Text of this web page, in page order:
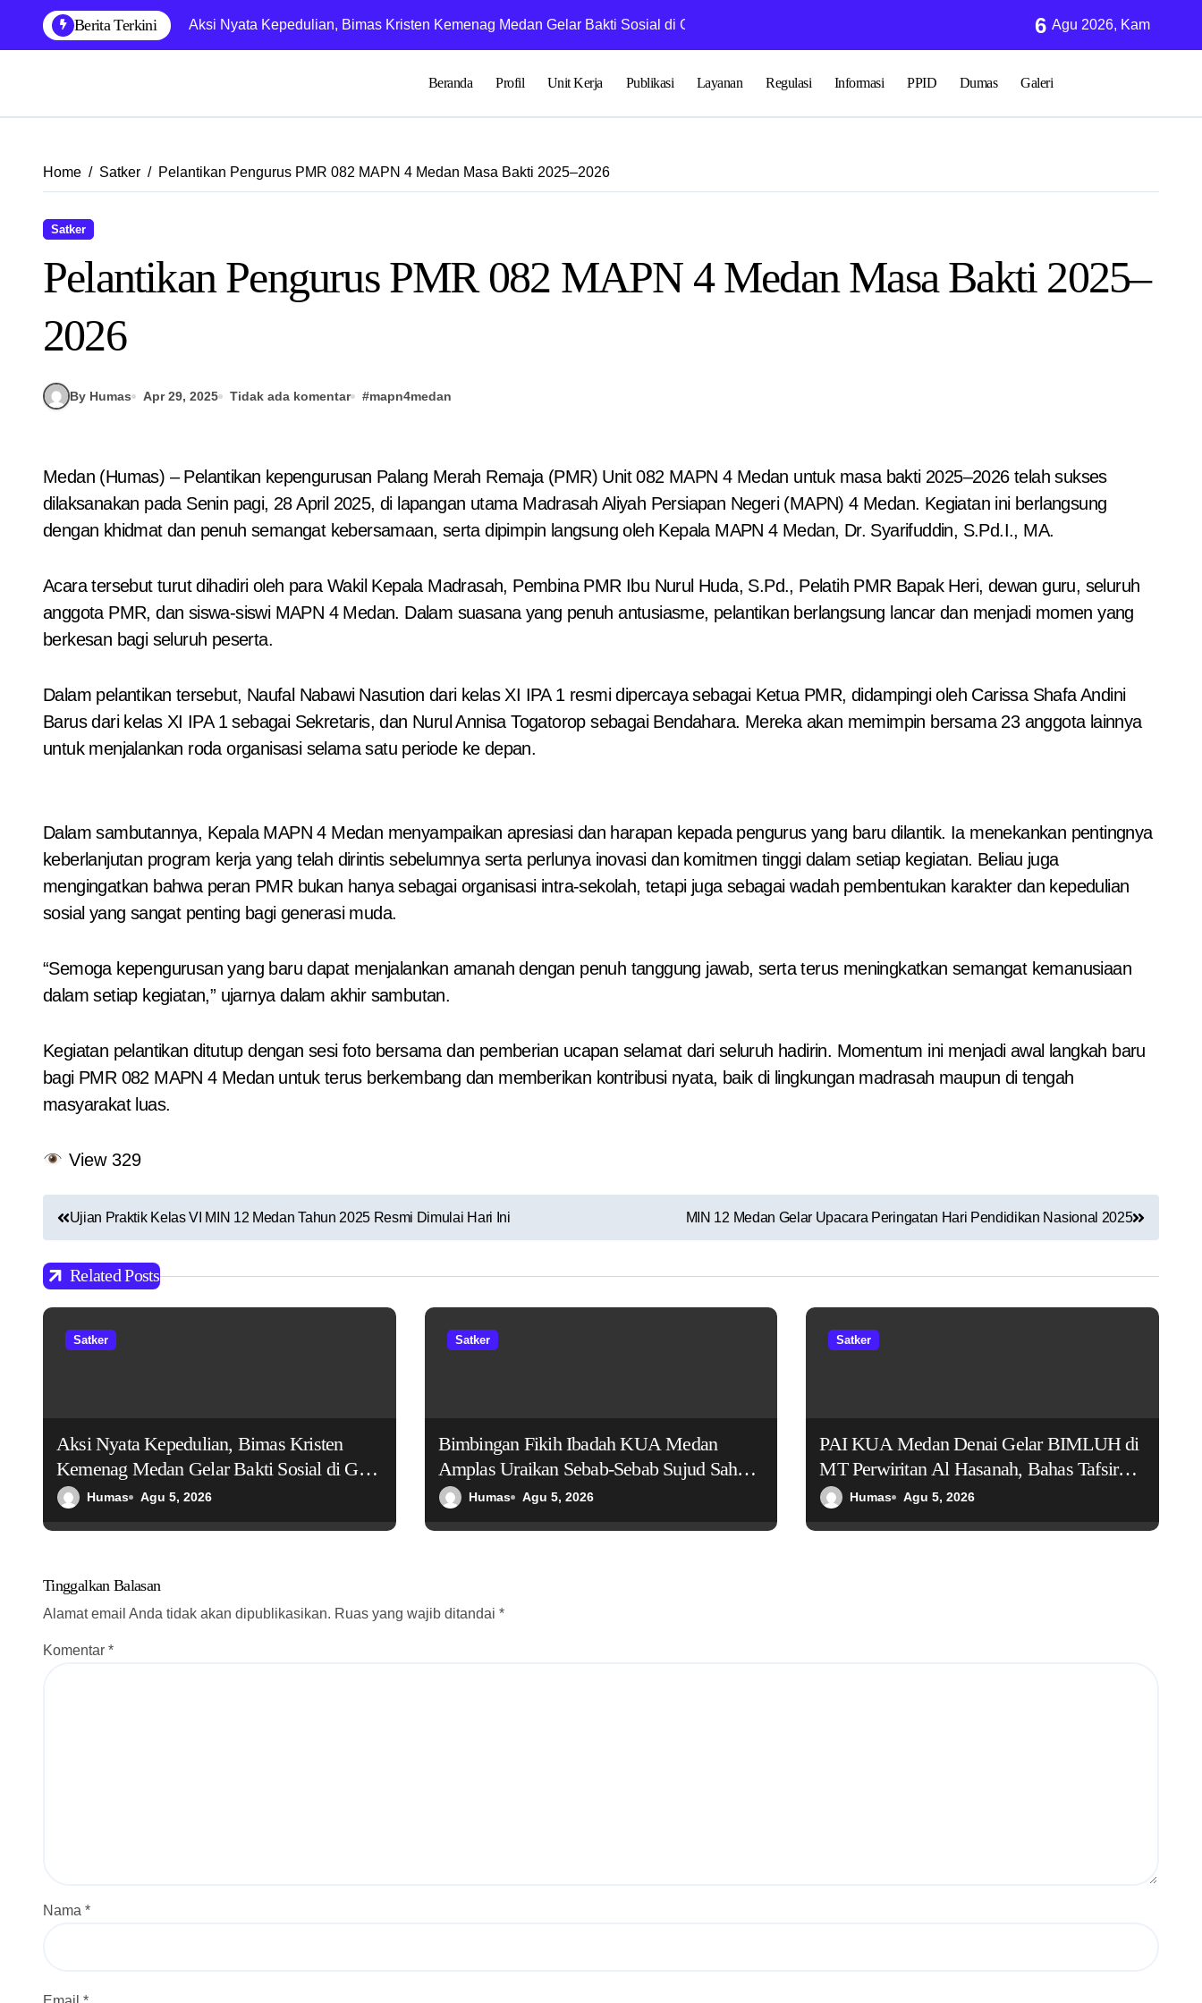
content
Berita Terkini Aksi Nyata Kepedulian, Bimas Kristen Kemenag Medan Gelar Bakti Sosial di GMI Gloria MedanBimbingan Fikih Ibadah KUA Medan Amplas Uraikan Sebab-Sebab Sujud
6 Agu 2026, Kam
Beranda Profil Unit Kerja Publikasi Layanan Regulasi Informasi PPID Dumas Galeri
Home Satker Pelantikan Pengurus PMR 082 MAPN 4 Medan Masa Bakti 2025–2026
Satker
Pelantikan Pengurus PMR 082 MAPN 4 Medan Masa Bakti 2025–
2026
By Humas Apr 29, 2025 Tidak ada komentar #mapn4medan
Medan (Humas) – Pelantikan kepengurusan Palang Merah Remaja (PMR) Unit 082 MAPN 4 Medan untuk masa bakti 2025–2026 telah sukses
dilaksanakan pada Senin pagi, 28 April 2025, di lapangan utama Madrasah Aliyah Persiapan Negeri (MAPN) 4 Medan. Kegiatan ini berlangsung
dengan khidmat dan penuh semangat kebersamaan, serta dipimpin langsung oleh Kepala MAPN 4 Medan, Dr. Syarifuddin, S.Pd.I., MA.
Acara tersebut turut dihadiri oleh para Wakil Kepala Madrasah, Pembina PMR Ibu Nurul Huda, S.Pd., Pelatih PMR Bapak Heri, dewan guru, seluruh
anggota PMR, dan siswa-siswi MAPN 4 Medan. Dalam suasana yang penuh antusiasme, pelantikan berlangsung lancar dan menjadi momen yang
berkesan bagi seluruh peserta.
Dalam pelantikan tersebut, Naufal Nabawi Nasution dari kelas XI IPA 1 resmi dipercaya sebagai Ketua PMR, didampingi oleh Carissa Shafa Andini
Barus dari kelas XI IPA 1 sebagai Sekretaris, dan Nurul Annisa Togatorop sebagai Bendahara. Mereka akan memimpin bersama 23 anggota lainnya
untuk menjalankan roda organisasi selama satu periode ke depan.
Dalam sambutannya, Kepala MAPN 4 Medan menyampaikan apresiasi dan harapan kepada pengurus yang baru dilantik. Ia menekankan pentingnya
keberlanjutan program kerja yang telah dirintis sebelumnya serta perlunya inovasi dan komitmen tinggi dalam setiap kegiatan. Beliau juga
mengingatkan bahwa peran PMR bukan hanya sebagai organisasi intra-sekolah, tetapi juga sebagai wadah pembentukan karakter dan kepedulian
sosial yang sangat penting bagi generasi muda.
“Semoga kepengurusan yang baru dapat menjalankan amanah dengan penuh tanggung jawab, serta terus meningkatkan semangat kemanusiaan
dalam setiap kegiatan,” ujarnya dalam akhir sambutan.
Kegiatan pelantikan ditutup dengan sesi foto bersama dan pemberian ucapan selamat dari seluruh hadirin. Momentum ini menjadi awal langkah baru
bagi PMR 082 MAPN 4 Medan untuk terus berkembang dan memberikan kontribusi nyata, baik di lingkungan madrasah maupun di tengah
masyarakat luas.
View 329
N
a
v
i
o
s
Ujian Praktik Kelas VI MIN 12 Medan Tahun 2025 Resmi Dimulai Hari Ini MIN 12 Medan Gelar Upacara Peringatan Hari Pendidikan Nasional 2025
Related Posts
Satker
Aksi Nyata Kepedulian, Bimas Kristen
Kemenag Medan Gelar Bakti Sosial di GMI
Gloria Medan
Humas Agu 5, 2026
Satker
Bimbingan Fikih Ibadah KUA Medan
Amplas Uraikan Sebab-Sebab Sujud Sahwi,
Jamaah Diajak Menyempurnakan Kualitas
Humas Agu 5, 2026
Satker
PAI KUA Medan Denai Gelar BIMLUH di
MT Perwiritan Al Hasanah, Bahas Tafsir
Al-Ahzab Ayat 70–71 tentang Pentingnya
Humas Agu 5, 2026
Tinggalkan Balasan
Alamat email Anda tidak akan dipublikasikan. Ruas yang wajib ditandai *
Komentar *
Nama *